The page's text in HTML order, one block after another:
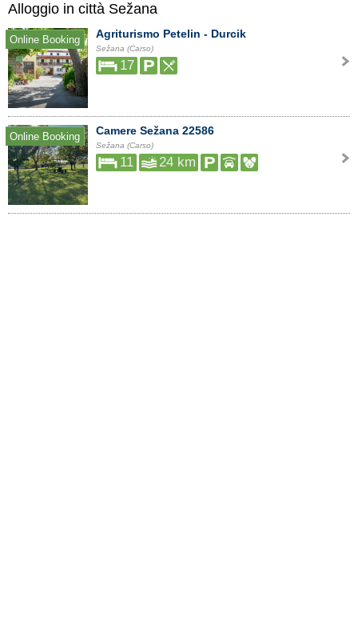
Alloggio in città Sežana
Online Booking Agriturismo Petelin - Durcik
Sežana (Carso)
17
Online Booking Camere Sežana 22586
Sežana (Carso)
11 24 km